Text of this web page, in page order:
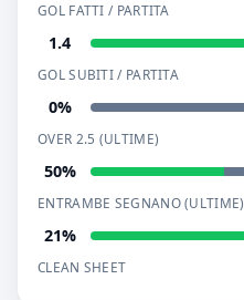
GOL FATTI / PARTITA
1.4
GOL SUBITI / PARTITA
0%
OVER 2.5 (ULTIME)
50%
ENTRAMBE SEGNANO (ULTIME)
21%
CLEAN SHEET